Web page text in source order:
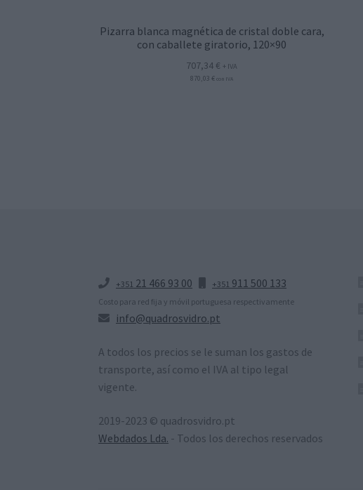
Pizarra blanca magnética de cristal doble cara,
con caballete giratorio, 120×90
707,34 € + IVA
870,03 € con IVA
+351 21 466 93 00 +351 911 500 133
Costo para red fija y móvil portuguesa respectivamente
info@quadrosvidro.pt
A todos los precios se le suman los gastos de
transporte, así como el IVA al tipo legal
vigente.
2019-2023 © quadrosvidro.pt
Webdados Lda. - Todos los derechos reservados